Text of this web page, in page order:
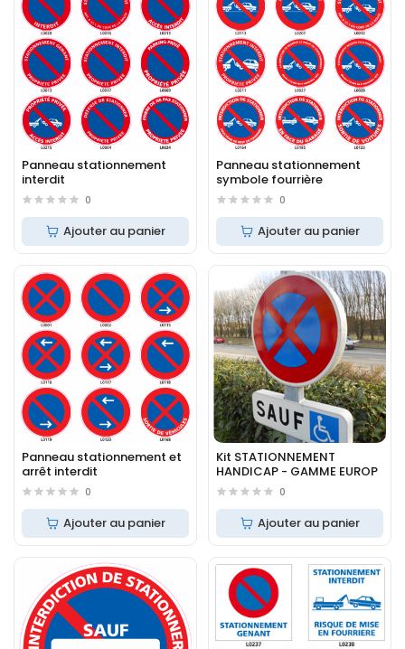
Panneau stationnement
interdit
0
Ajouter au panier
Panneau stationnement
symbole fourrière
0
Ajouter au panier
Panneau stationnement et
arrêt interdit
0
Ajouter au panier
Kit STATIONNEMENT
HANDICAP - GAMME EUROP
0
Ajouter au panier